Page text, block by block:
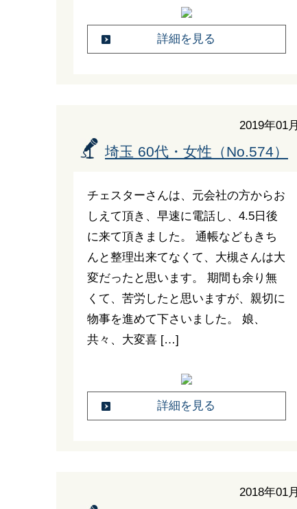
詳細を見る
2019年01月
埼玉 60代・女性（No.574）
チェスターさんは、元会社の方からお
しえて頂き、早速に電話し、4.5日後
に来て頂きました。 通帳などもきち
んと整理出来てなくて、大槻さんは大
変だったと思います。 期間も余り無
くて、苦労したと思いますが、親切に
物事を進めて下さいました。 娘、
共々、大変喜 […]
詳細を見る
2018年01月